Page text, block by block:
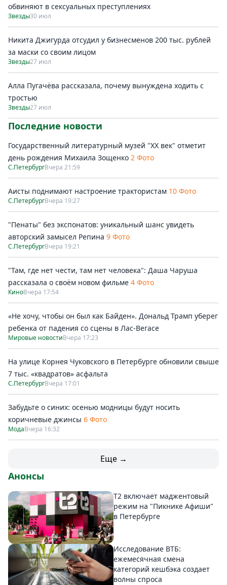
обвиняют в сексуальных преступлениях
Звезды30 июл
Никита Джигурда отсудил у бизнесменов 200 тыс. рублей
за маски со своим лицом
Звезды27 июл
Алла Пугачёва рассказала, почему вынуждена ходить с
тростью
Звезды27 июл
Последние новости
Государственный литературный музей "ХХ век" отметит
день рождения Михаила Зощенко 2 Фото
С.ПетербургВчера 21:59
Аисты поднимают настроение трактористам 10 Фото
С.ПетербургВчера 19:27
"Пенаты" без экспонатов: уникальный шанс увидеть
авторский замысел Репина 9 Фото
С.ПетербургВчера 19:21
"Там, где нет чести, там нет человека": Даша Чаруша
рассказала о своём новом фильме 4 Фото
КиноВчера 17:54
«Не хочу, чтобы он был как Байден». Дональд Трамп уберег
ребенка от падения со сцены в Лас-Вегасе
Мировые новостиВчера 17:23
На улице Корнея Чуковского в Петербурге обновили свыше
7 тыс. «квадратов» асфальта
С.ПетербургВчера 17:01
Забудьте о синих: осенью модницы будут носить
коричневые джинсы 6 Фото
МодаВчера 16:32
Еще →
Анонсы
Т2 включает маджентовый
режим на "Пикнике Афиши"
в Петербурге
Исследование ВТБ:
ежемесячная смена
категорий кешбэка создает
волны спроса